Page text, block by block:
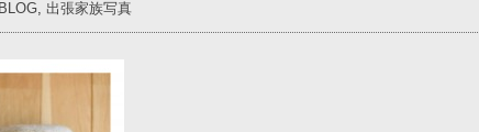
BLOG,出張家族写真